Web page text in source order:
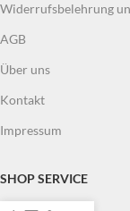
Widerrufsbelehrung
AGB
Über uns
Kontakt
Impressum
SHOP SERVICE